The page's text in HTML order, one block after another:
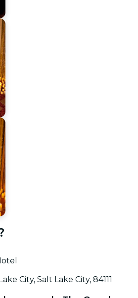
City, Salt Lake City, 84111